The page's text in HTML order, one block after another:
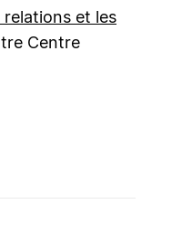
relations et les
Centre